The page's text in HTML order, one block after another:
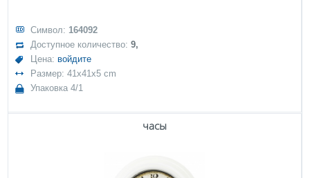
Символ: 164092
Доступное количество:9,
Цена: войдите
Размер: 41x41x5 cm
Упаковка 4/1
часы